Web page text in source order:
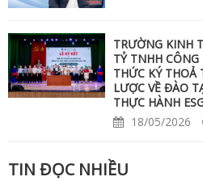
TRƯỜNG KINH
TỶ TNHH CÔNG
THỨC KÝ THOẢ
LƯỢC VỀ ĐÀO
THỰC HÀNH
18/05/2026
TIN ĐỌC NHIỀU